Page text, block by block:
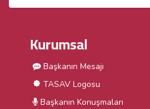
Kurumsal
Başkanın Mesajı
TASAV Logosu
Başkanın Konuşmaları